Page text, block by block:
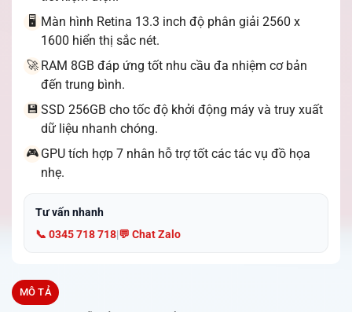
🖥️ Màn hình Retina 13.3 inch độ phân giải 2560 x
1600 hiển thị sắc nét.
🚀 RAM 8GB đáp ứng tốt nhu cầu đa nhiệm cơ bản
đến trung bình.
💾 SSD 256GB cho tốc độ khởi động máy và truy xuất
dữ liệu nhanh chóng.
🎮 GPU tích hợp 7 nhân hỗ trợ tốt các tác vụ đồ họa
nhẹ.
Tư vấn nhanh
📞 0345 718 718|💬 Chat Zalo
MÔ TẢ